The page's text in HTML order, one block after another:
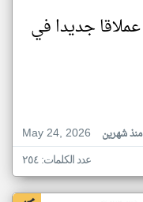
جديدا في
May 24, 2026
منذ شهرين
عدد الكلمات: ٢٥٤